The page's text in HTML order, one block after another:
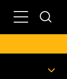
Увімкнути/